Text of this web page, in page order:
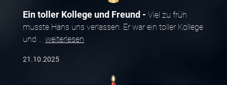
Ein toller Kollege und Freund
Viel zu früh
musste Hans uns verlassen. Er war ein toller Kollege
und
weiterlesen
21.10.2025